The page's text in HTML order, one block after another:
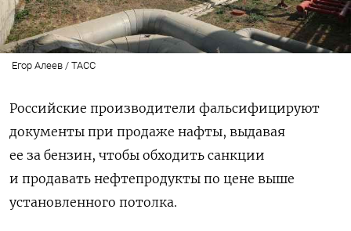
Егор Алеев / ТАСС
Российские производители фальсифицируют
документы при продаже нафты, выдавая
ее за бензин, чтобы обходить санкции
и продавать нефтепродукты по цене выше
установленного потолка.